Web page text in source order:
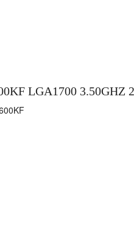
LGA1700 3.50GHZ